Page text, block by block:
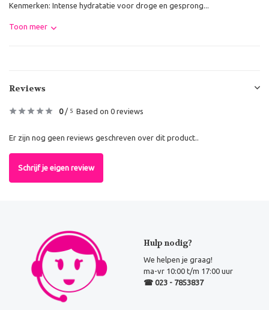
Kenmerken: Intense hydratatie voor droge en gesprong...
Toon meer
Reviews
0/ 5 Based on 0 reviews
Er zijn nog geen reviews geschreven over dit product..
Schrijf je eigen review
Hulp nodig?
We helpen je graag!
ma-vr 10:00 t/m 17:00 uur
☎ 023 - 7853837